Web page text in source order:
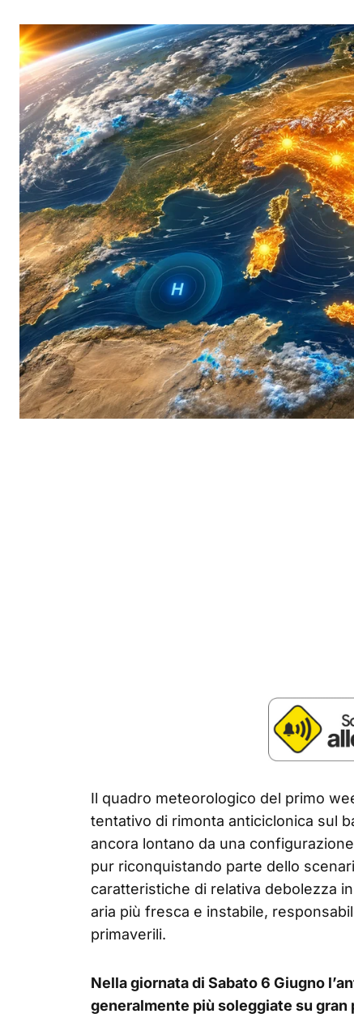
Il quadro meteorologico del primo
tentativo di rimonta anticiclonica sul
ancora lontano da una
pur riconquistando parte dello
caratteristiche di relativa debolezza
aria più fresca e instabile,
primaverili.
Nella giornata di Sabato 6 Giugno
generalmente più soleggiate su